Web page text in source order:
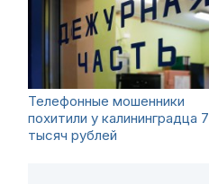
Телефонные мошенники
похитили у калининградца
тысяч рублей